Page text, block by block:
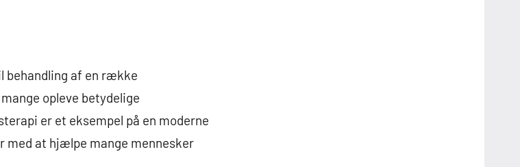
af en række
opleve betydelige
er et eksempel på en moderne
at hjælpe mange mennesker